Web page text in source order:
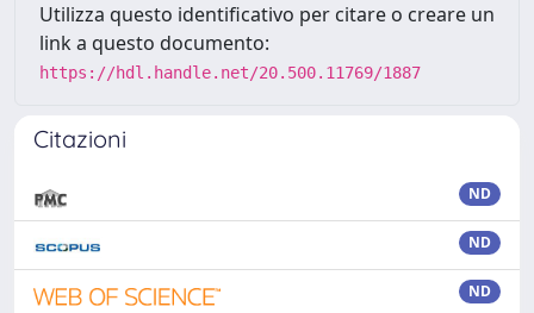
Utilizza questo identificativo per citare o creare un
link a questo documento:
https://hdl.handle.net/20.500.11769/1887
Citazioni
ND
ND
ND